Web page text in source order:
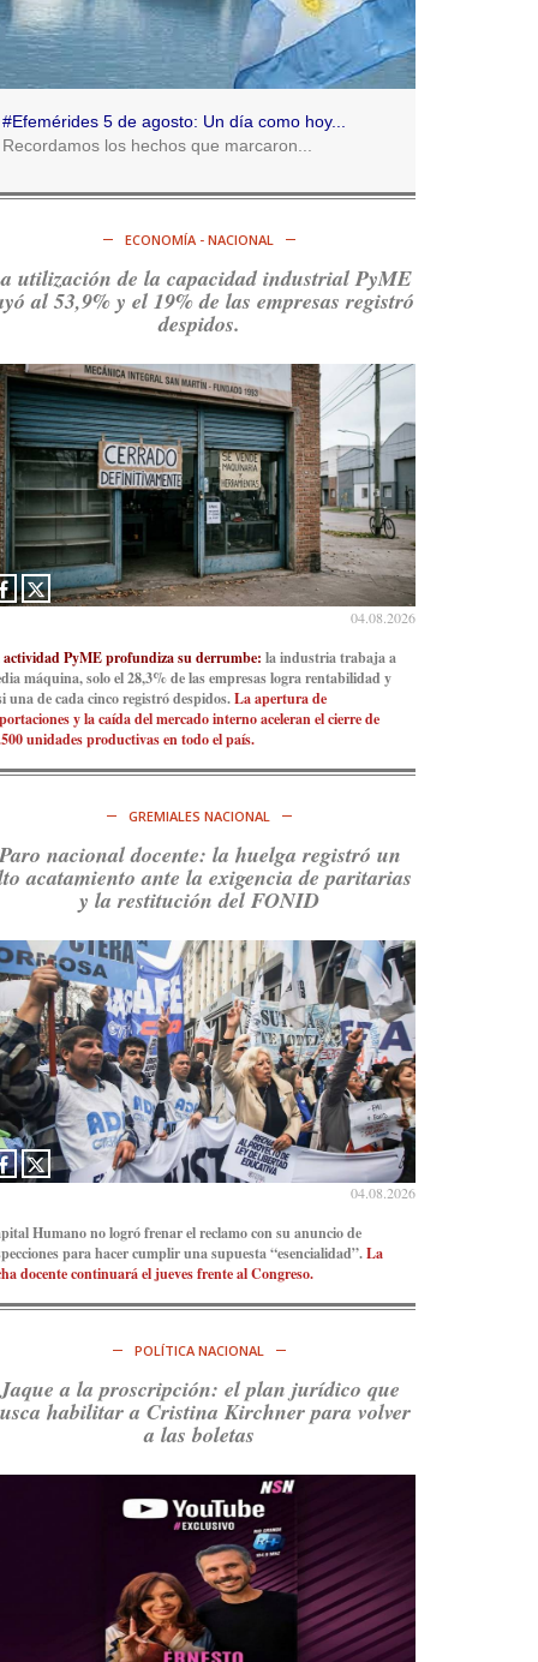
Consenso Patagónico
@consensopatagon
5d
Consenso Patagónico
@consensopatagon
sus derechos y por su organización. Hoy lo
a intentar. https://t.co/dOrTo1dv3D
Consenso Patagónico
@consensopatagon
@caortega64: A#50AñosDelGolpe, la memoria
presente y es futuro.https://t.co/uhRcKnCCc5
Ver en X
Consenso Patagónico
@consensopatagon
5d
con Irán al petróleohttps://t.co/IInL9uYZvh
t.co/ytaelKSfHm
Ver en X
Consenso Patagónico
Ver en X
@consensopatagon
8d
@PJCampana2022: Asumimos una nueva etapa
el Partido Justicialista de Campana, con el
de que el compañero@caortega64vuelva
Ver en X
#Efemérides 5 de agosto: Un día como hoy...
Recordamos los hechos que marcaron...
ECONOMÍA - NACIONAL
utilización de la capacidad industrial PyME
al 53,9% y el 19% de las empresas registró
despidos.
04.08.2026
PyME profundiza su derrumbe: la industria trabaja a
máquina, solo el 28,3% de las empresas logra rentabilidad y
una de cada cinco registró despidos.La apertura de
y la caída del mercado interno aceleran el cierre de
unidades productivas en todo el país.
GREMIALES NACIONAL
nacional docente: la huelga registró un
acatamiento ante la exigencia de paritarias
y la restitución del FONID
04.08.2026
Humano no logró frenar el reclamo con su anuncio de
para hacer cumplir una supuesta “esencialidad”.La
docente continuará el jueves frente al Congreso.
POLÍTICA NACIONAL
Jaque a la proscripción: el plan jurídico que
habilitar a Cristina Kirchner para volver
a las boletas